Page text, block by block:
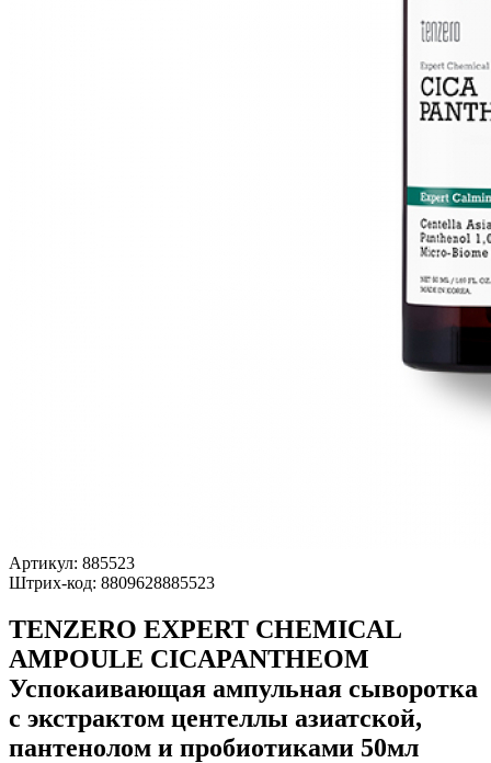
Артикул: 885523
Штрих-код: 8809628885523
TENZERO EXPERT CHEMICAL
AMPOULE CICAPANTHEOM
Успокаивающая ампульная сыворотка
с экстрактом центеллы азиатской,
пантенолом и пробиотиками 50мл